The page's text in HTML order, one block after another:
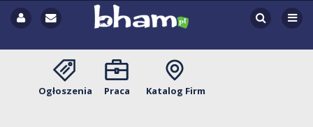
Ogłoszenia Praca Katalog Firm